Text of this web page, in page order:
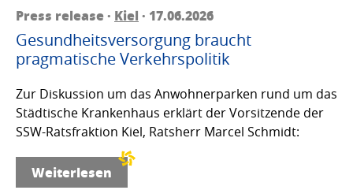
Press release · Kiel · 17.06.2026
Gesundheitsversorgung braucht
pragmatische Verkehrspolitik
Zur Diskussion um das Anwohnerparken rund um das
Städtische Krankenhaus erklärt der Vorsitzende der
SSW-Ratsfraktion Kiel, Ratsherr Marcel Schmidt:
Weiterlesen